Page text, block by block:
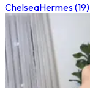
ChelseaHermes (19)